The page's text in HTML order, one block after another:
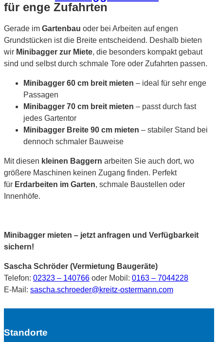
für enge Zufahrten
Gerade im Gartenbau oder bei Arbeiten auf engen
Grundstücken ist die Breite entscheidend. Deshalb bieten
wir Minibagger zur Miete, die besonders kompakt gebaut
sind und selbst durch schmale Tore oder Zufahrten passen.
Minibagger 60 cm breit mieten – ideal für sehr enge
Passagen
Minibagger 70 cm breit mieten – passt durch fast
jedes Gartentor
Minibagger Breite 90 cm mieten – stabiler Stand bei
dennoch schmaler Bauweise
Mit diesen kleinen Baggern arbeiten Sie auch dort, wo
größere Maschinen keinen Zugang finden. Perfekt
für Erdarbeiten im Garten, schmale Baustellen oder
Innenhöfe.
Minibagger mieten – jetzt anfragen und Verfügbarkeit
sichern!
Sascha Schröder (Vermietung Baugeräte)
Telefon: 02323 – 140766 oder Mobil: 0163 – 7044228
E-Mail: sascha.schroeder@kreitz-ostermann.com
Standorte